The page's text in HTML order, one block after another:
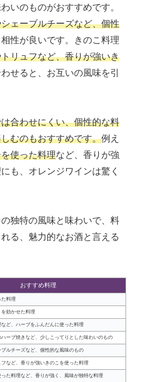
いのものがおすすめです。
ェーブルチーズなど、個性
相性が良いです。きのこ料理
リュフなど、香りが強いき
わせると、お互いの風味を引
合わせにくい、個性的な料
むのもおすすめです。例え
使った料理など、香りが強
も、オレンジワインは驚く
独特の風味と味わいで、料
る、魅力的なお酒と言える
おすすめ料理
た料理
を効かせた料理
ど、ハーブをふんだんに使った料理
ーブ焼きなど、少しこってりとした味わいのもの
ルチーズなど、個性的な風味のもの
など、香りが強いきのこを使った料理
た料理など、香りが強く、風味が独特な料理